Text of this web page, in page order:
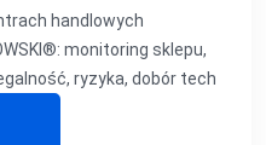
handlowych
monitoring sklepu,
ryzyka, dobór tech